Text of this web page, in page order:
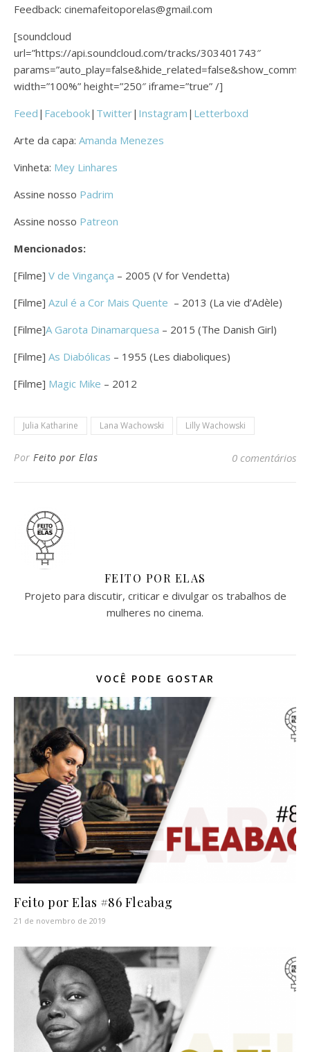
Feedback: cinemafeitoporelas@gmail.com
[soundcloud
url=”https://api.soundcloud.com/tracks/303401743″
width=”100%” height=”250″ iframe=”true” /]
Feed | Facebook| Twitter| Instagram | Letterboxd
Arte da capa: Amanda Menezes
Vinheta: Mey Linhares
Assine nosso Padrim
Assine nosso Patreon
Mencionados:
[Filme] V de Vingança – 2005 (V for Vendetta)
[Filme] Azul é a Cor Mais Quente – 2013 (La vie d’Adèle)
[Filme]A Garota Dinamarquesa – 2015 (The Danish Girl)
[Filme] As Diabólicas – 1955 (Les diaboliques)
[Filme] Magic Mike – 2012
Julia Katharine Lana Wachowski Lilly Wachowski
Por Feito por Elas 0 comentários
FEITO POR ELAS
Projeto para discutir, criticar e divulgar os trabalhos de
mulheres no cinema.
VOCÊ PODE GOSTAR
Feito por Elas #86 Fleabag
21 de novembro de 2019